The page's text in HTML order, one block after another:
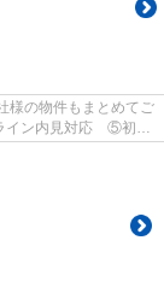
の物件もまとめてご
イン内見対応 ⑤初期